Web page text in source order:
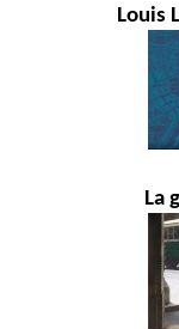
Louis
La